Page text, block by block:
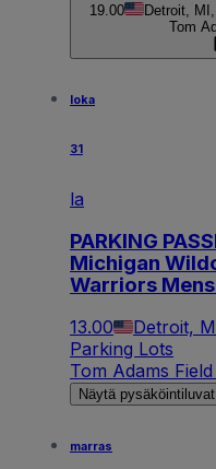
19.00 Detroit,
Tom
loka
31
la
PARKING
Michigan
Warriors
13.00 Detroit,
Parking Lots
Tom Adams
Näytä pysäköintiluvat
marras